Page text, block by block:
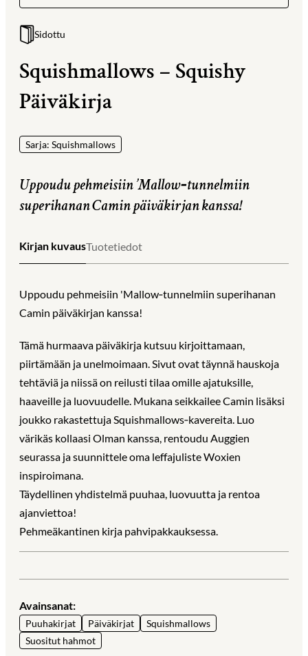
Sidottu
Squishmallows – Squishy
Päiväkirja
Sarja: Squishmallows
Uppoudu pehmeisiin ’Mallow‑tunnelmiin
superihanan Camin päiväkirjan kanssa!
Kirjan kuvausTuotetiedot
Uppoudu pehmeisiin 'Mallow‑tunnelmiin superihanan
Camin päiväkirjan kanssa!
Tämä hurmaava päiväkirja kutsuu kirjoittamaan,
piirtämään ja unelmoimaan. Sivut ovat täynnä hauskoja
tehtäviä ja niissä on reilusti tilaa omille ajatuksille,
haaveille ja luovuudelle. Mukana seikkailee Camin lisäksi
joukko rakastettuja Squishmallows‑kavereita. Luo
värikäs kollaasi Olman kanssa, rentoudu Auggien
seurassa ja suunnittele oma leffajuliste Woxien
inspiroimana.
Täydellinen yhdistelmä puuhaa, luovuutta ja rentoa
ajanviettoa!
Pehmeäkantinen kirja pahvipakkauksessa.
Avainsanat:
Puuhakirjat Päiväkirjat
Squishmallows
Suositut hahmot